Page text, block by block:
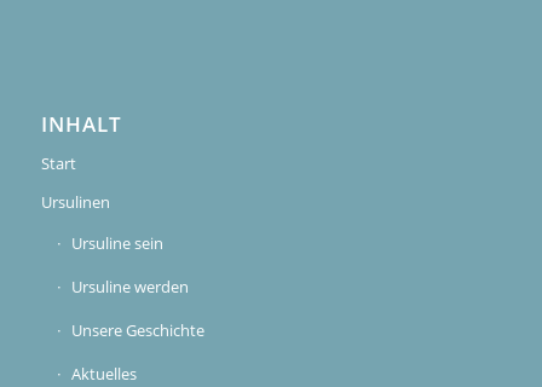
INHALT
Start
Ursulinen
Ursuline sein
Ursuline werden
Unsere Geschichte
Aktuelles